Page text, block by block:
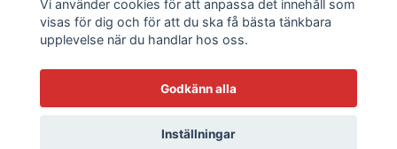
Kontakta oss
Vi använder cookies för att anpassa det innehåll som
visas för dig och för att du ska få bästa tänkbara
upplevelse när du handlar hos oss.
Godkänn alla
Inställningar